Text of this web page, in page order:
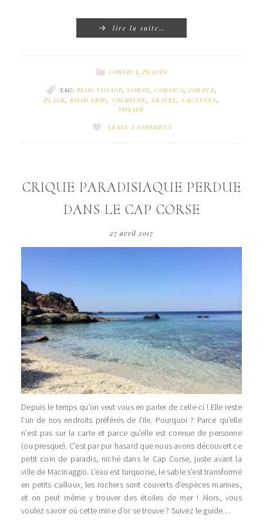
lire la suite…
CORSICA PLAGES
TAG: BLOG VOYAGE CORSE CORSICA COUPLE
PLAGE ROAD TRIP TOURISME TRAVEL VACANCES
VOYAGE
LEAVE A COMMENT
CRIQUE PARADISIAQUE PERDUE
DANS LE CAP CORSE
27 avril 2017
Depuis le temps qu’on veut vous en parler de celle-ci ! Elle reste
l’un de nos endroits préférés de l’ile. Pourquoi ? Parce qu’elle
n’est pas sur la carte et parce qu’elle est connue de personne
(ou presque). C’est par pur hasard que nous avons découvert ce
petit coin de paradis, niché dans le Cap Corse, juste avant la
ville de Macinaggio. L’eau est turquoise, le sable s’est transformé
en petits cailloux, les rochers sont couverts d’espèces marines,
et on peut même y trouver des étoiles de mer ! Alors, vous
voulez savoir où cette mine d’or se trouve ? Suivez le guide…